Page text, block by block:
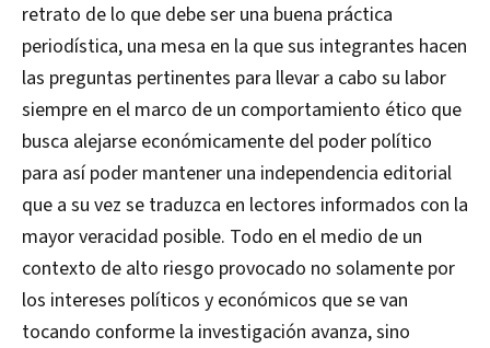
retrato de lo que debe ser una buena práctica
periodística, una mesa en la que sus integrantes hacen
las preguntas pertinentes para llevar a cabo su labor
siempre en el marco de un comportamiento ético que
busca alejarse económicamente del poder político
para así poder mantener una independencia editorial
que a su vez se traduzca en lectores informados con la
mayor veracidad posible. Todo en el medio de un
contexto de alto riesgo provocado no solamente por
los intereses políticos y económicos que se van
tocando conforme la investigación avanza, sino